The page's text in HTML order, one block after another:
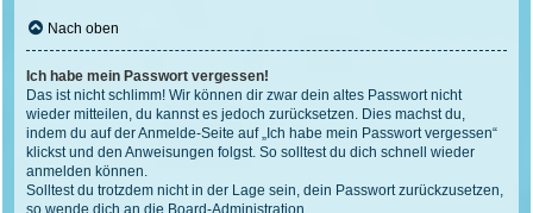
Nach oben
Ich habe mein Passwort vergessen!
Das ist nicht schlimm! Wir können dir zwar dein altes Passwort nicht
wieder mitteilen, du kannst es jedoch zurücksetzen. Dies machst du,
indem du auf der Anmelde-Seite auf „Ich habe mein Passwort vergessen“
klickst und den Anweisungen folgst. So solltest du dich schnell wieder
anmelden können.
Solltest du trotzdem nicht in der Lage sein, dein Passwort zurückzusetzen,
so wende dich an die Board-Administration.